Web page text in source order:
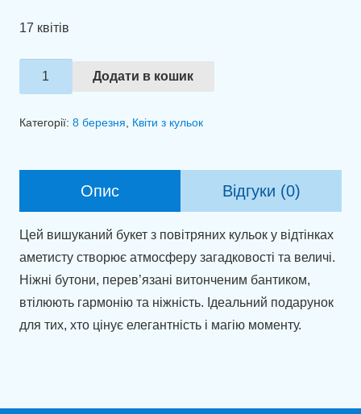
17 квітів
Букет
квітів
Додати в кошик
Категорії: 8 березня, Квіти з кульок
Опис Відгуки (0)
Цей вишуканий букет з повітряних кульок у відтінках
аметисту створює атмосферу загадковості та величі.
Ніжні бутони, перев’язані витонченим бантиком,
втілюють гармонію та ніжність. Ідеальний подарунок
для тих, хто цінує елегантність і магію моменту.